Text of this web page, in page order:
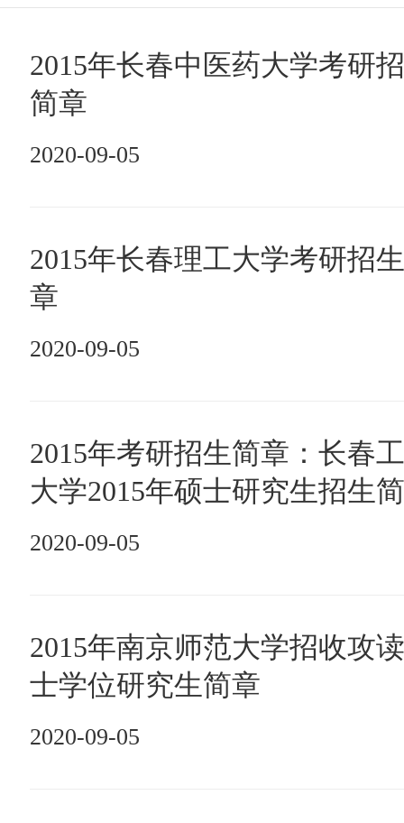
2015年长春中医药大学考研
简章
2020-09-05
2015年长春理工大学考研招
章
2020-09-05
2015年考研招生简章：长春
大学2015年硕士研究生招生
2020-09-05
2015年南京师范大学招收攻
士学位研究生简章
2020-09-05